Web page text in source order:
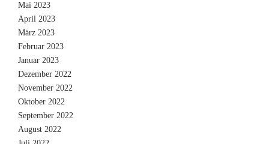
Mai 2023
April 2023
März 2023
Februar 2023
Januar 2023
Dezember 2022
November 2022
Oktober 2022
September 2022
August 2022